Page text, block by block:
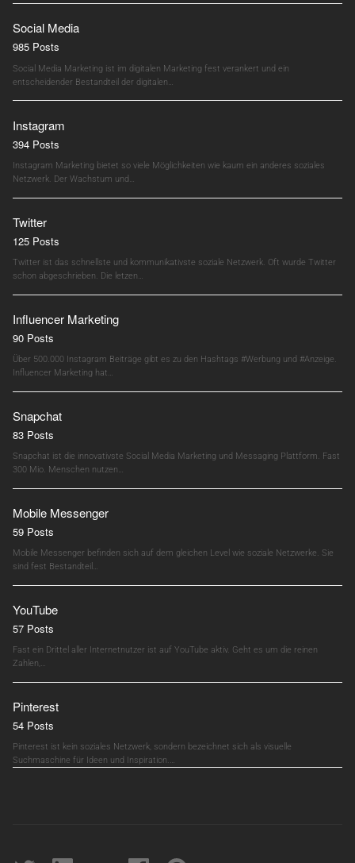
Social Media
985 Posts
Social Media Marketing ist im digitalen Marketing fest verankert und ein
entscheidender Bestandteil der digitalen…
Instagram
394 Posts
Instagram Marketing bietet so viele Möglichkeiten wie kaum ein anderes soziales
Netzwerk. Der Wachstum und…
Twitter
125 Posts
Twitter ist das schnellste und kommunikativste soziale Netzwerk. Oft wurde Twitter
schon abgeschrieben. Die letzen…
Influencer Marketing
90 Posts
Über 500.000 Instagram Beiträge gibt es zu den Hashtags #Werbung und #Anzeige.
Influencer Marketing hat…
Snapchat
83 Posts
Snapchat ist die innovativste Social Media Marketing und Messaging Plattform. Fast
300 Mio. Menschen nutzen…
Mobile Messenger
59 Posts
Mobile Messenger befinden sich auf dem gleichen Level wie soziale Netzwerke. Sie
sind fest Bestandteil…
YouTube
57 Posts
Fast ein Drittel aller Internetnutzer ist auf YouTube aktiv. Geht es um die reinen
Zahlen,…
Pinterest
54 Posts
Pinterest ist kein soziales Netzwerk, sondern bezeichnet sich als visuelle
Suchmaschine für Ideen und Inspiration.…